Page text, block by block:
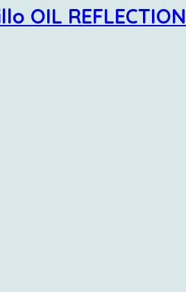
OIL REFLECTION